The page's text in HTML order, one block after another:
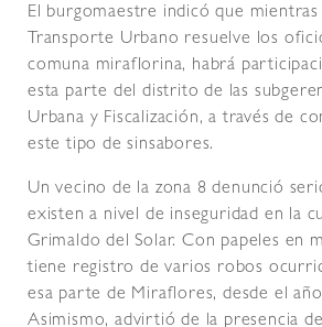
El burgomaestre indicó que
Transporte Urbano resuelve los
comuna miraflorina, habrá
esta parte del distrito de las
Urbana y Fiscalización, a través de
este tipo de sinsabores.
Un vecino de la zona 8 denunció
existen a nivel de inseguridad en la
Grimaldo del Solar. Con papeles en
tiene registro de varios robos
esa parte de Miraflores, desde el año
Asimismo, advirtió de la presencia